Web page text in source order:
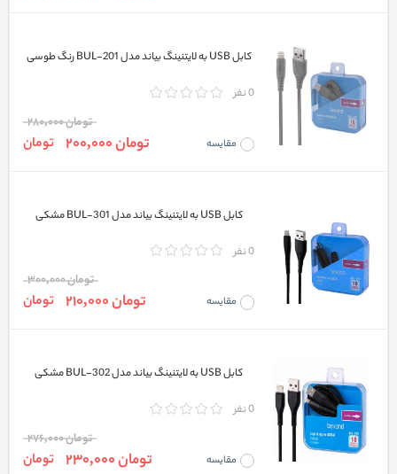
کابل USB به لایتنینگ بیاند مدل BUL-201 رنگ طوسی
0 نفر
مقایسه
تومان 280,000
تومان 200,000 تومان
کابل USB به لایتنینگ بیاند مدل BUL-301 مشکی
0 نفر
مقایسه
تومان 300,000
تومان 210,000 تومان
کابل USB به لایتنینگ بیاند مدل BUL-302 مشکی
0 نفر
مقایسه
تومان 276,000
تومان 230,000 تومان